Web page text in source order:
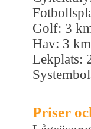
Golf: 3
Hav: 3 km
Lekplats:
Priser